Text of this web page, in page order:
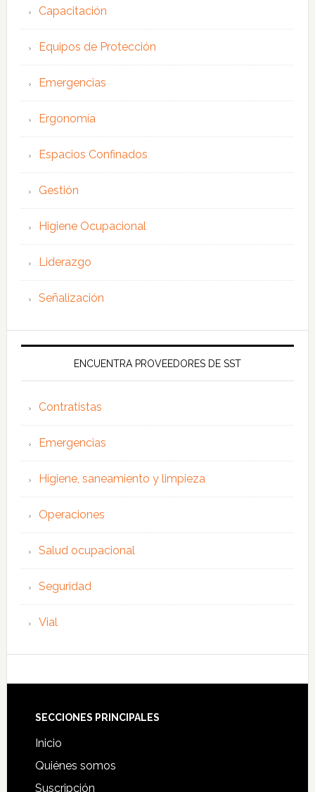
Capacitación
Equipos de Protección
Emergencias
Ergonomía
Espacios Confinados
Gestión
Higiene Ocupacional
Liderazgo
Señalización
ENCUENTRA PROVEEDORES DE SST
Contratistas
Emergencias
Higiene, saneamiento y limpieza
Operaciones
Salud ocupacional
Seguridad
Vial
Footer
SECCIONES PRINCIPALES
Inicio
Quiénes somos
Suscripción